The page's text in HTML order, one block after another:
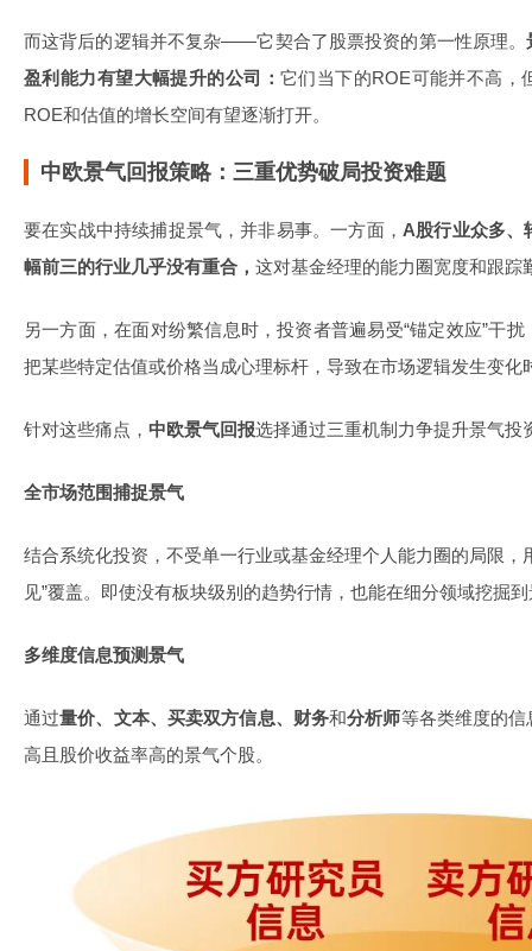
而这背后的逻辑并不复杂——它契合了股票投资的第一性原理。
盈利能力有望大幅提升的公司： 它们当下的ROE可能并不高，
ROE和估值的增长空间有望逐渐打开。
中欧景气回报策略：三重优势破局投资难题
要在实战中持续捕捉景气，并非易事。一方面， A股行业众多、
幅前三的行业几乎没有重合， 这对基金经理的能力圈宽度和跟踪
另一方面，在面对纷繁信息时，投资者普遍易受“锚定效应”干扰
把某些特定估值或价格当成心理标杆，导致在市场逻辑发生变化
针对这些痛点， 中欧景气回报选择通过三重机制力争提升景气投
全市场范围捕捉景气
结合系统化投资，不受单一行业或基金经理个人能力圈的局限，
见”覆盖。即使没有板块级别的趋势行情，也能在细分领域挖掘
多维度信息预测景气
通过量价、文本、买卖双方信息、财务和分析师等各类维度的
高且股价收益率高的景气个股。